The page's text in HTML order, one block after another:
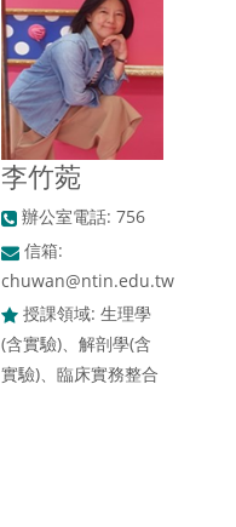
李竹菀
辦公室電話: 756
信箱:
chuwan@ntin.edu.tw
授課領域: 生理學
(含實驗)、解剖學(含
實驗)、臨床實務整合